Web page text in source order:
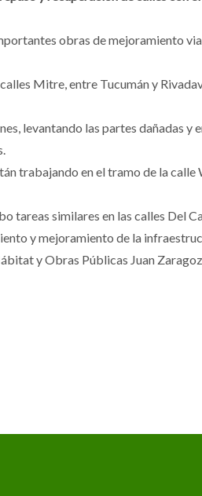
obras de mejoramiento
Mitre, entre Tucumán y
levantando las partes dañadas y
trabajando en el tramo de la
tareas similares en las calles Del
y mejoramiento de la
y Obras Públicas Juan